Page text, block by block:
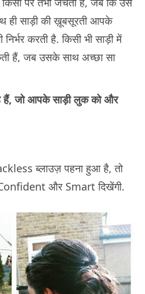
ही साड़ी की ख़ूबसूरती आपके
करती है. किसी भी साड़ी में
हैं, जब उसके साथ अच्छा सा
हैं, जो आपके साड़ी लुक को और
ब्लाउज़ पहना हुआ है, तो
और Smart दिखेंगी.